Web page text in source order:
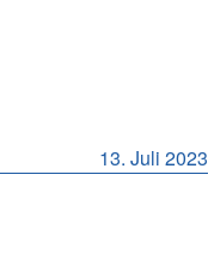
13. Juli 2023